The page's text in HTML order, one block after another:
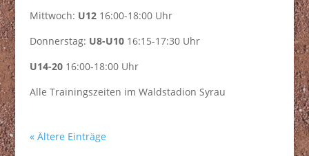
Mittwoch: U1216:00-18:00 Uhr
Donnerstag: U8-U1016:15-17:30 Uhr
U14-2016:00-18:00 Uhr
Alle Trainingszeiten im Waldstadion Syrau
« Ältere Einträge